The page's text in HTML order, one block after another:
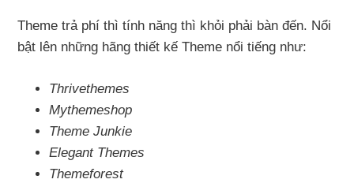
Theme trả phí thì tính năng thì khỏi phải bàn đến. Nổi
bật lên những hãng thiết kế Theme nổi tiếng như:
Thrivethemes
Mythemeshop
Theme Junkie
Elegant Themes
Themeforest